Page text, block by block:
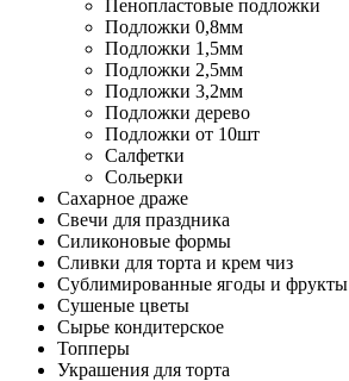
Пенопластовые подложки
Подложки 0,8мм
Подложки 1,5мм
Подложки 2,5мм
Подложки 3,2мм
Подложки дерево
Подложки от 10шт
Салфетки
Сольерки
Сахарное драже
Свечи для праздника
Силиконовые формы
Сливки для торта и крем чиз
Сублимированные ягоды и фрукты
Сушеные цветы
Сырье кондитерское
Топперы
Украшения для торта